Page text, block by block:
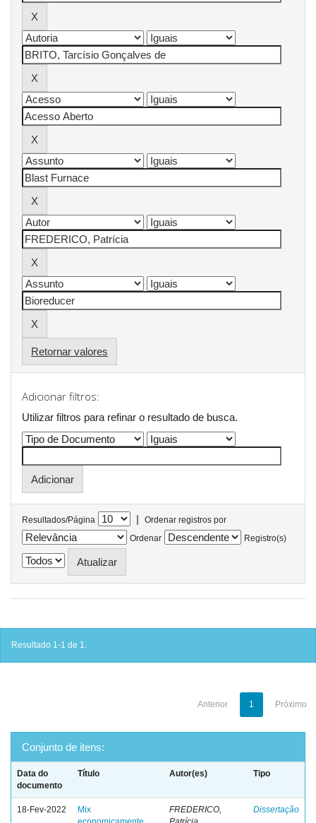
Retornar valores
Adicionar filtros:
Utilizar filtros para refinar o resultado de busca.
Resultados/Página |
Ordenar registros por
Ordenar
Registro(s)
Resultado 1-1 de 1.
Anterior 1 Próximo
Conjunto de itens:
Data do
documento
Título Autor(es) Tipo
18-Fev-2022
Mix
FREDERICO,
Dissertação